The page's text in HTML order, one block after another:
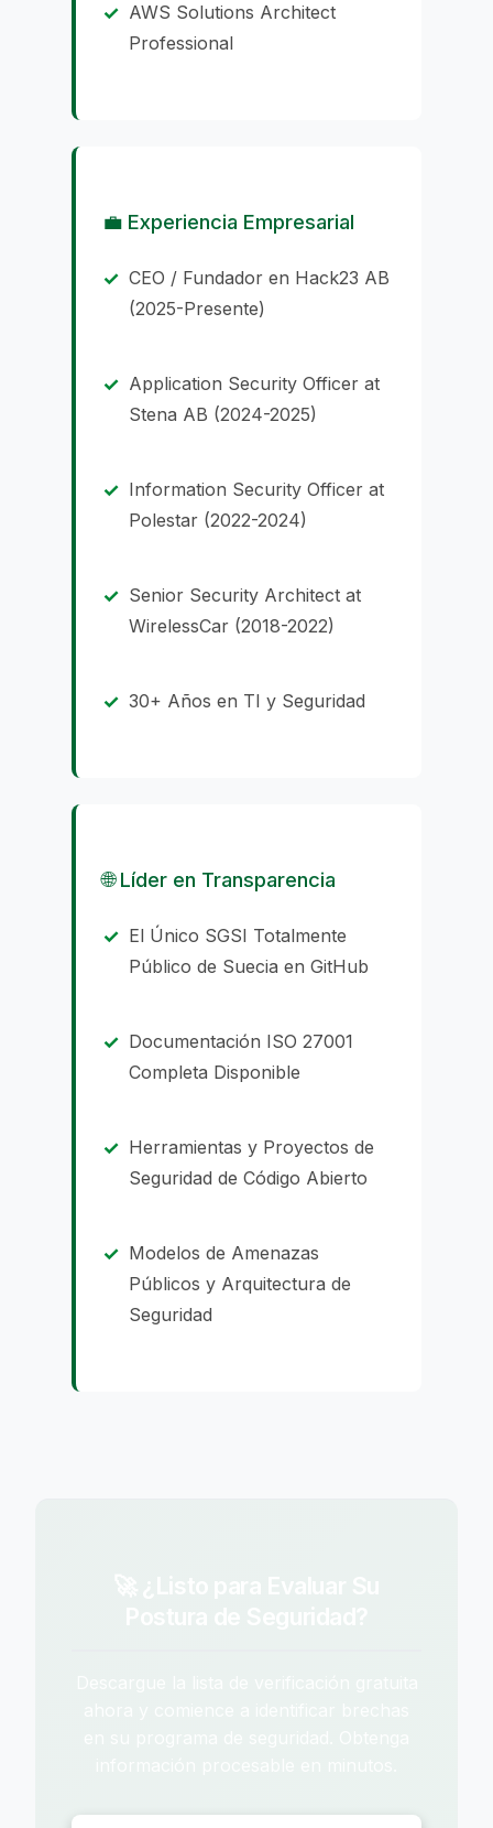
AWS Solutions Architect
Professional
💼 Experiencia Empresarial
CEO / Fundador en Hack23 AB
(2025-Presente)
Application Security Officer at
Stena AB (2024-2025)
Information Security Officer at
Polestar (2022-2024)
Senior Security Architect at
WirelessCar (2018-2022)
30+ Años en TI y Seguridad
🌐 Líder en Transparencia
El Único SGSI Totalmente
Público de Suecia en GitHub
Documentación ISO 27001
Completa Disponible
Herramientas y Proyectos de
Seguridad de Código Abierto
Modelos de Amenazas
Públicos y Arquitectura de
Seguridad